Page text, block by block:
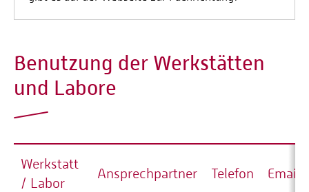
Benutzung der Werkstätten
und Labore
Werkstatt
/ Labor
Ansprechpartner Telefon Email